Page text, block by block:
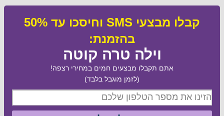
קבלו מבצעי SMS וחיסכו עד 50%
בהזמנת:
וילה טרה קוטה
אתם תקבלו מבצעים חמים במחירי רצפה!
(לזמן מוגבל בלבד)